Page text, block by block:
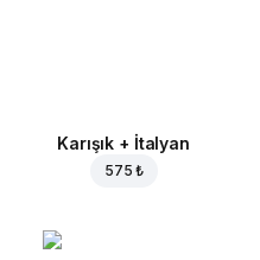
Karışık + İtalyan
575 ₺